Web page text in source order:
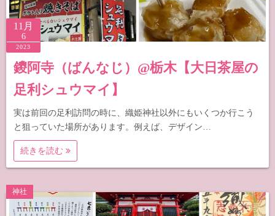
11月
6
2023
鑁阿寺（ばんなじ）@栃木【大日茶屋の
足利シュウマイ】
実は前回の足利訪問の時に、織姫神社以外にもいくつか行こう
と狙っていた場所があります。例えば、デザイン…
続きを読む
神社